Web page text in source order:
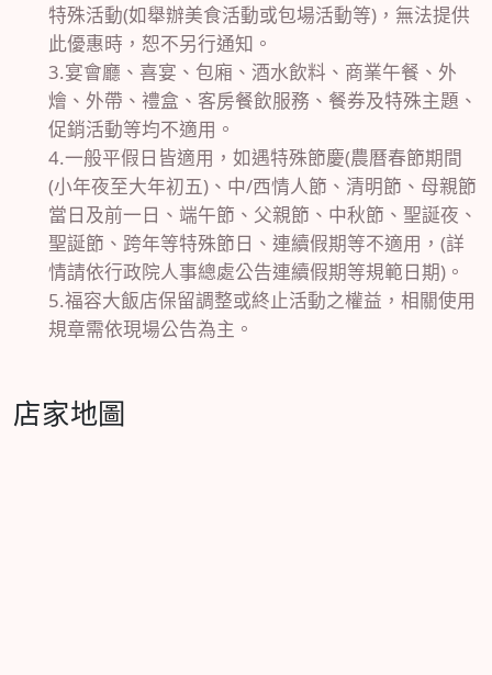
特殊活動(如舉辦美食活動或包場活動等)，無法提供
此優惠時，恕不另行通知。
3.宴會廳、喜宴、包廂、酒水飲料、商業午餐、外
燴、外帶、禮盒、客房餐飲服務、餐券及特殊主題、
促銷活動等均不適用。
4.一般平假日皆適用，如遇特殊節慶(農曆春節期間
(小年夜至大年初五)、中/西情人節、清明節、母親節
當日及前一日、端午節、父親節、中秋節、聖誕夜、
聖誕節、跨年等特殊節日、連續假期等不適用，(詳
情請依行政院人事總處公告連續假期等規範日期)。
5.福容大飯店保留調整或終止活動之權益，相關使用
規章需依現場公告為主。
店家地圖